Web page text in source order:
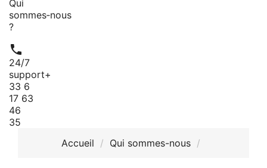
Qui
sommes‑nous
?

24/7
support+
33 6
17 63
46
35
Accueil Qui sommes-nous